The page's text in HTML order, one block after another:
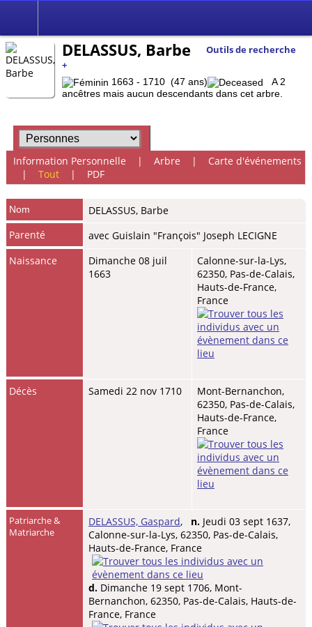
Outils de recherche
DELASSUS, Barbe
+
1663 - 1710 (47 ans)
A 2
ancêtres mais aucun descendants dans cet arbre.
Information Personnelle | Arbre | Carte d'événements
| Tout| PDF
Nom DELASSUS, Barbe
Parenté
avec Guislain "François" Joseph LECIGNE
Naissance
Dimanche 08 juil
1663
Calonne-sur-la-Lys,
62350, Pas-de-Calais,
Hauts-de-France,
France
Décès Samedi 22 nov 1710
Mont-Bernanchon,
62350, Pas-de-Calais,
Hauts-de-France,
France
Patriarche &
Matriarche
DELASSUS, Gaspard, n. Jeudi 03 sept 1637,
Calonne-sur-la-Lys, 62350, Pas-de-Calais,
Hauts-de-France, France
d. Dimanche 19 sept 1706, Mont-
Bernanchon, 62350, Pas-de-Calais, Hauts-de-
France, France